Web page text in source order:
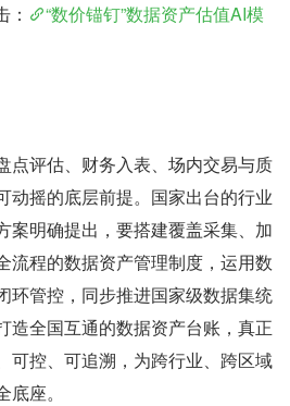
：
“数价锚钉”数据资产估值AI模
点评估、财务入表、场内交易与质
动摇的底层前提。国家出台的行业
案明确提出，要搭建覆盖采集、加
流程的数据资产管理制度，运用数
环管控，同步推进国家级数据集统
造全国互通的数据资产台账，真正
可控、可追溯，为跨行业、跨区域
座。